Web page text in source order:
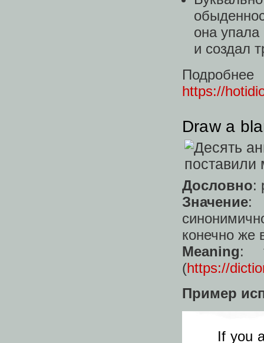
она
и создал
https://
Draw a
Дословно:
Значение:
конечно же
Meaning:
(https://
Пример
If you